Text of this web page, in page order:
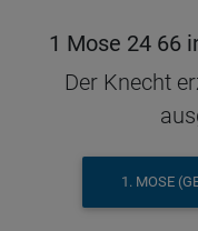
1 Mose 24 66
Der Knecht
1. MOSE